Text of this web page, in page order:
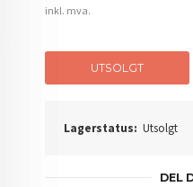
inkl. mva.
UTSOLGT
Lagerstatus: Utsolgt
DEL